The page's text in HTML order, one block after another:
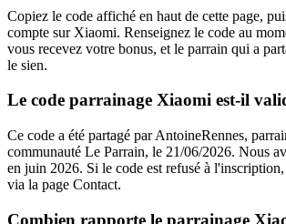
Copiez le code affiché en haut de cette page,
compte sur Xiaomi. Renseignez le code au
vous recevez votre bonus, et le parrain qui a
le sien.
Le code parrainage Xiaomi est-il
Ce code a été partagé par AntoineRennes,
communauté Le Parrain, le 21/06/2026. Nous
en juin 2026. Si le code est refusé à
via la page Contact.
Combien rapporte le parrainage